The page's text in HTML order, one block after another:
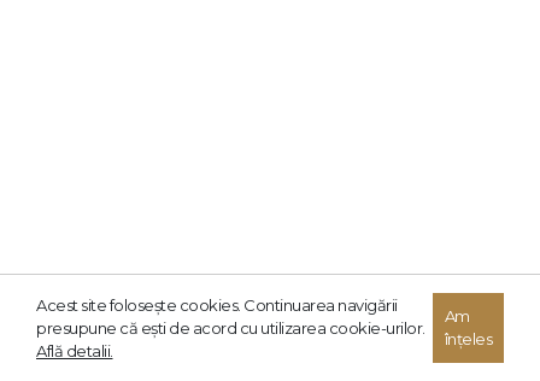
Acest site foloseşte cookies. Continuarea navigării
presupune că eşti de acord cu utilizarea cookie-urilor.
Află detalii.
Am
înțeles